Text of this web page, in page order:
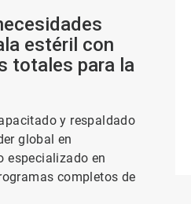
estéril con
totales para la
y respaldado
global en
especializado en
completos de